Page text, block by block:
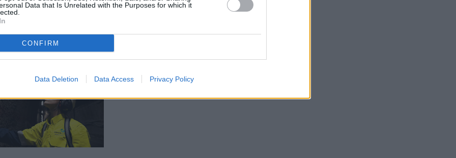
Data that Is Unrelated with the Purposes for which it
CONFIRM
Data Deletion Data Access Privacy Policy
ποσού αφορούσε σε